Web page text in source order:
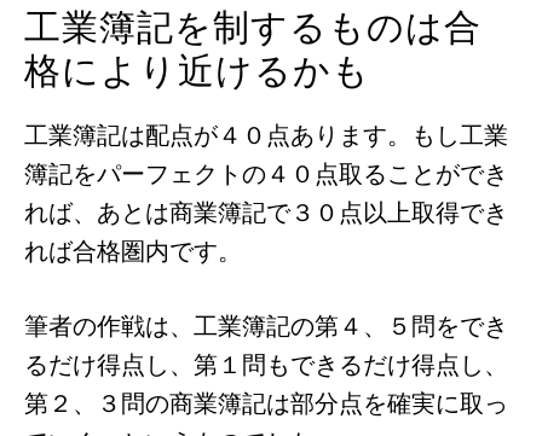
工業簿記を制するものは合
格により近けるかも
工業簿記は配点が４０点あります。もし工業
簿記をパーフェクトの４０点取ることができ
れば、あとは商業簿記で３０点以上取得でき
れば合格圏内です。
筆者の作戦は、工業簿記の第４、５問をでき
るだけ得点し、第１問もできるだけ得点し、
第２、３問の商業簿記は部分点を確実に取っ